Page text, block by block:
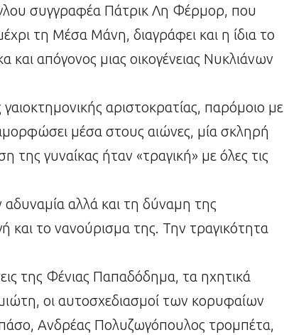
συγγραφέα Πάτρικ Λη Φέρμορ, που
τη Μέσα Μάνη, διαγράφει και η ίδια το
και απόγονος μιας οικογένειας Νυκλιάνων
αριστοκρατίας, παρόμοιο με
μέσα στους αιώνες, μία σκληρή
της γυναίκας ήταν «τραγική» με όλες τις
αλλά και τη δύναμη της
και το νανούρισμα της. Την τραγικότητα
της Φένιας Παπαδόδημα, τα ηχητικά
οι αυτοσχεδιασμοί των κορυφαίων
Ανδρέας Πολυζωγόπουλος τρομπέτα,